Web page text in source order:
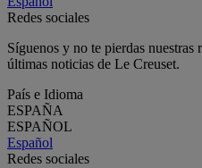
Redes sociales
Síguenos y no te pierdas nuestras
últimas noticias de Le Creuset.
País e Idioma
ESPAÑA
ESPAÑOL
Español
Redes sociales